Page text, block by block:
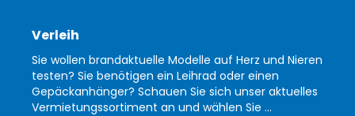
Verleih
Sie wollen brandaktuelle Modelle auf Herz und Nieren
testen? Sie benötigen ein Leihrad oder einen
Gepäckanhänger? Schauen Sie sich unser aktuelles
Vermietungssortiment an und wählen Sie ...